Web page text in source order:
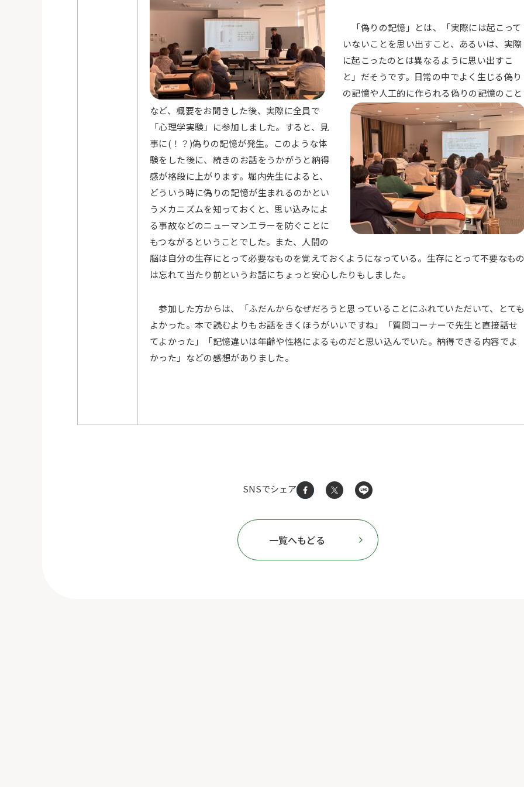
「偽りの記憶」とは、「実際には起こって
いないことを思い出すこと、あるいは、実際
に起こったのとは異なるように思い出すこ
と」だそうです。日常の中でよく生じる偽り
の記憶や人工的に作られる偽りの記憶のこと
など、概要をお聞きした後、実際に全員で
「心理学実験」に参加しました。すると、見
事に(！？)偽りの記憶が発生。このような体
験をした後に、続きのお話をうかがうと納得
感が格段に上がります。堀内先生によると、
どういう時に偽りの記憶が生まれるのかとい
うメカニズムを知っておくと、思い込みによ
る事故などのニューマンエラーを防ぐことに
もつながるということでした。また、人間の
脳は自分の生存にとって必要なものを覚えておくようになっている。生存にとって不要なも
は忘れて当たり前というお話にちょっと安心したりもしました。
参加した方からは、「ふだんからなぜだろうと思っていることにふれていただいて、とて
よかった。本で読むよりもお話をきくほうがいいですね」「質問コーナーで先生と直接話せ
てよかった」「記憶違いは年齢や性格によるものだと思い込んでいた。納得できる内容でよ
かった」などの感想がありました。
SNSでシェア
一覧へもどる